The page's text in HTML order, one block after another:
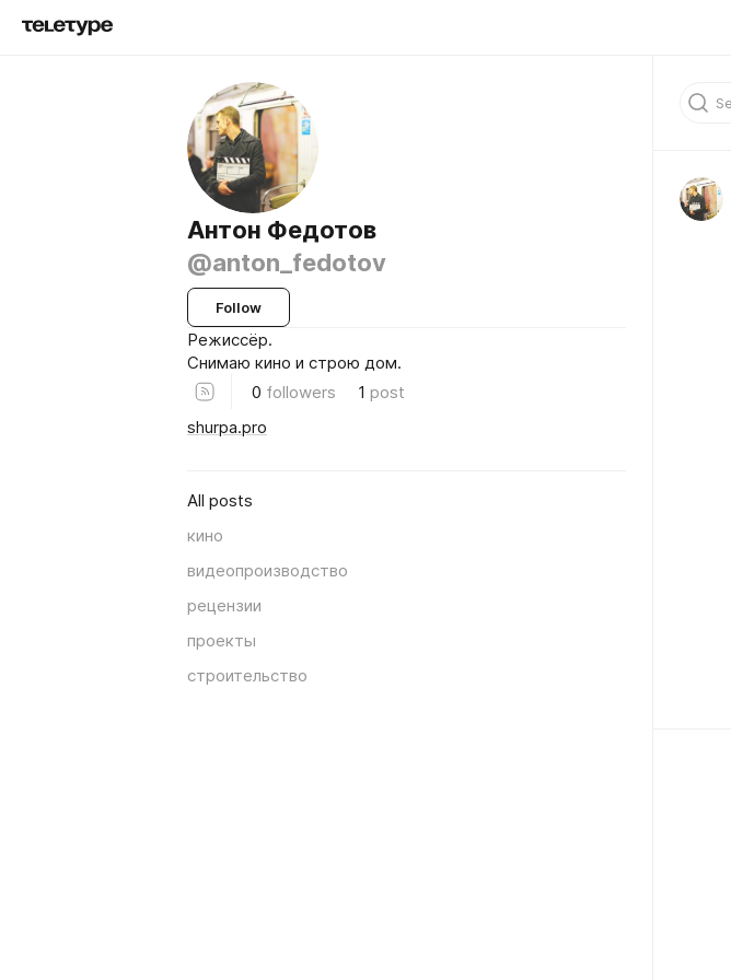
Антон Федотов
@anton_fedotov
Follow
Режиссёр.
Снимаю кино и строю дом.
0 followers 1 post
shurpa.pro
All posts
кино
видеопроизводство
рецензии
проекты
строительство